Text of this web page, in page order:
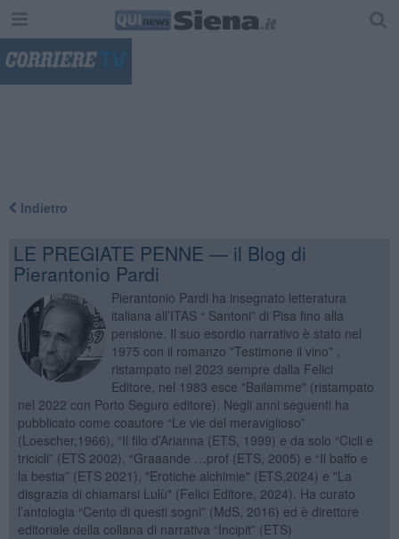
Indietro
LE PREGIATE PENNE — il Blog di
Pierantonio Pardi
Pierantonio Pardi ha insegnato letteratura
italiana all’ITAS “ Santoni” di Pisa fino alla
pensione. Il suo esordio narrativo è stato nel
1975 con il romanzo "Testimone il vino" ,
ristampato nel 2023 sempre dalla Felici
Editore, nel 1983 esce "Bailamme" (ristampato
nel 2022 con Porto Seguro editore). Negli anni seguenti ha
pubblicato come coautore “Le vie del meraviglioso”
(Loescher,1966), “Il filo d’Arianna (ETS, 1999) e da solo “Cicli e
tricicli” (ETS 2002), “Graaande …prof (ETS, 2005) e “Il baffo e
la bestia” (ETS 2021), "Erotiche alchimie" (ETS,2024) e "La
disgrazia di chiamarsi Lulù" (Felici Editore, 2024). Ha curato
l’antologia “Cento di questi sogni” (MdS, 2016) ed è direttore
editoriale della collana di narrativa “Incipit” (ETS)